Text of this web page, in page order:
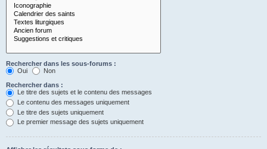
Rechercher dans les sous-forums :
Oui
Non
Rechercher dans :
Le titre des sujets et le contenu des messages
Le contenu des messages uniquement
Le titre des sujets uniquement
Le premier message des sujets uniquement